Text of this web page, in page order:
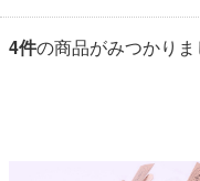
4件の商品がみつかりま